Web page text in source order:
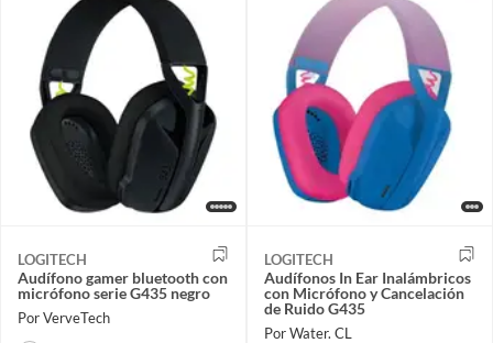
LOGITECH
Audífono gamer bluetooth con
micrófono serie G435 negro
Por VerveTech
LOGITECH
Audífonos In Ear Inalámbricos
con Micrófono y Cancelación
de Ruido G435
Por Water. CL